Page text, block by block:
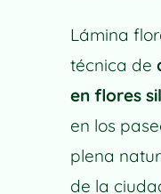
Lámina
técnica de
en flores
en los
plena
de la